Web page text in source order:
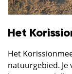
Het
Het
natuurgebied.